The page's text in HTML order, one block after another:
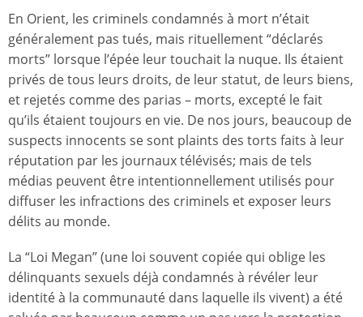
En Orient, les criminels condamnés à mort n’était
généralement pas tués, mais rituellement “déclarés
morts” lorsque l’épée leur touchait la nuque. Ils étaient
privés de tous leurs droits, de leur statut, de leurs biens,
et rejetés comme des parias – morts, excepté le fait
qu’ils étaient toujours en vie. De nos jours, beaucoup de
suspects innocents se sont plaints des torts faits à leur
réputation par les journaux télévisés; mais de tels
médias peuvent être intentionnellement utilisés pour
diffuser les infractions des criminels et exposer leurs
délits au monde.
La “Loi Megan” (une loi souvent copiée qui oblige les
délinquants sexuels déjà condamnés à révéler leur
identité à la communauté dans laquelle ils vivent) a été